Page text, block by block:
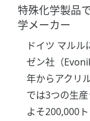
特殊化学製品
学メーカー
ドイツ マル
ゼン社（
年からアクリ
では3つの生
よそ200,000